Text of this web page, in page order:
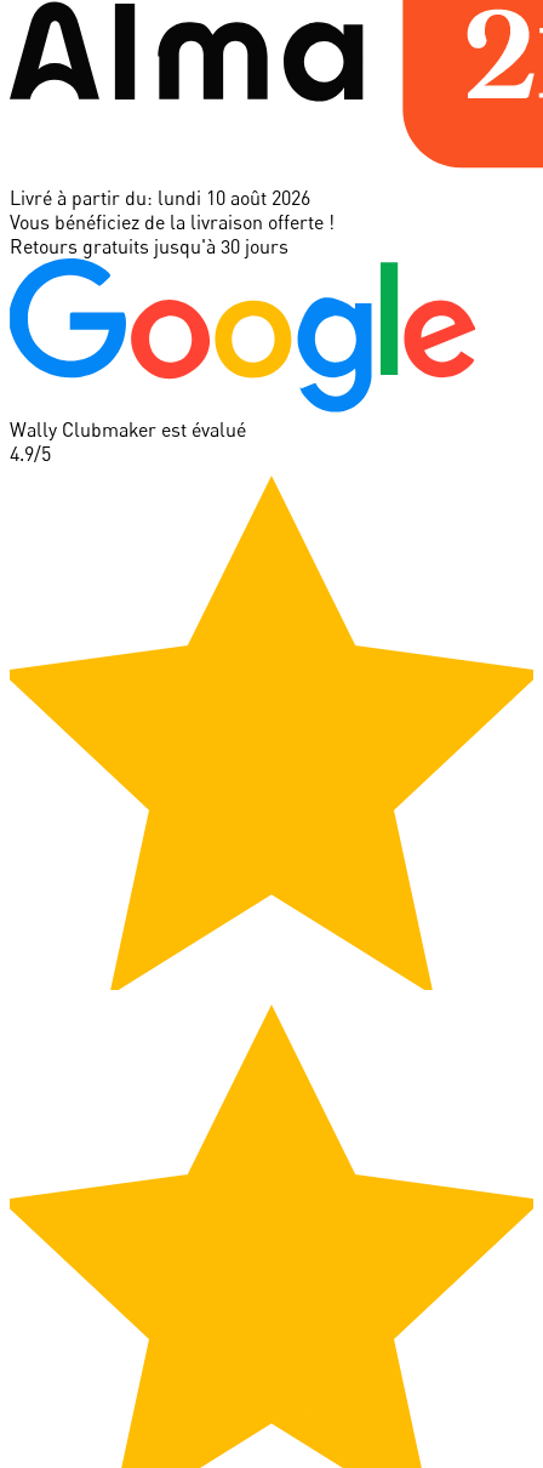
Livré à partir du: lundi 10 août 2026
Vous bénéficiez de la livraison offerte !
Retours gratuits jusqu'à 30 jours
Wally Clubmaker est évalué
4.9/5